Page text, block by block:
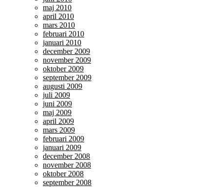
maj 2010
april 2010
mars 2010
februari 2010
januari 2010
december 2009
november 2009
oktober 2009
september 2009
augusti 2009
juli 2009
juni 2009
maj 2009
april 2009
mars 2009
februari 2009
januari 2009
december 2008
november 2008
oktober 2008
september 2008